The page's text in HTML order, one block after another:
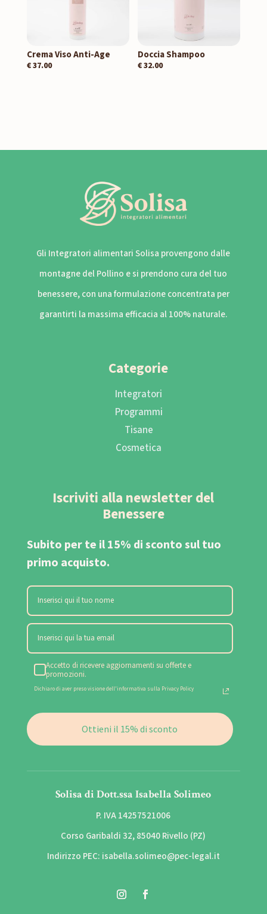
Crema Viso Anti-Age
€37.00
Doccia Shampoo
€32.00
Gli Integratori alimentari Solisa provengono dalle
montagne del Pollino e si prendono cura del tuo
benessere, con una formulazione concentrata per
garantirti la massima efficacia al 100% naturale.
Categorie
Integratori
Programmi
Tisane
Cosmetica
Iscriviti alla newsletter del
Benessere
Subito per te il 15% di sconto sul tuo
primo acquisto.
Accetto di ricevere aggiornamenti su offerte e
promozioni.
Dichiaro di aver preso visione dell'informativa sulla Privacy Policy
Ottieni il 15% di sconto
Solisa di Dott.ssa Isabella Solimeo
P. IVA 14257521006
Corso Garibaldi 32, 85040 Rivello (PZ)
Indirizzo PEC: isabella.solimeo@pec-legal.it